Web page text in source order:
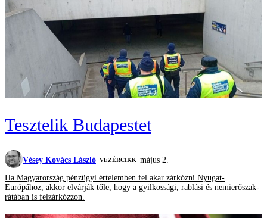
Tesztelik Budapestet
Vésey Kovács László VEZÉRCIKK
május 2.
Ha Magyarország pénzügyi értelemben fel akar zárkózni Nyugat-
Európához, akkor elvárják tőle, hogy a gyilkossági, rablási és nemierőszak-
rátában is felzárkózzon.